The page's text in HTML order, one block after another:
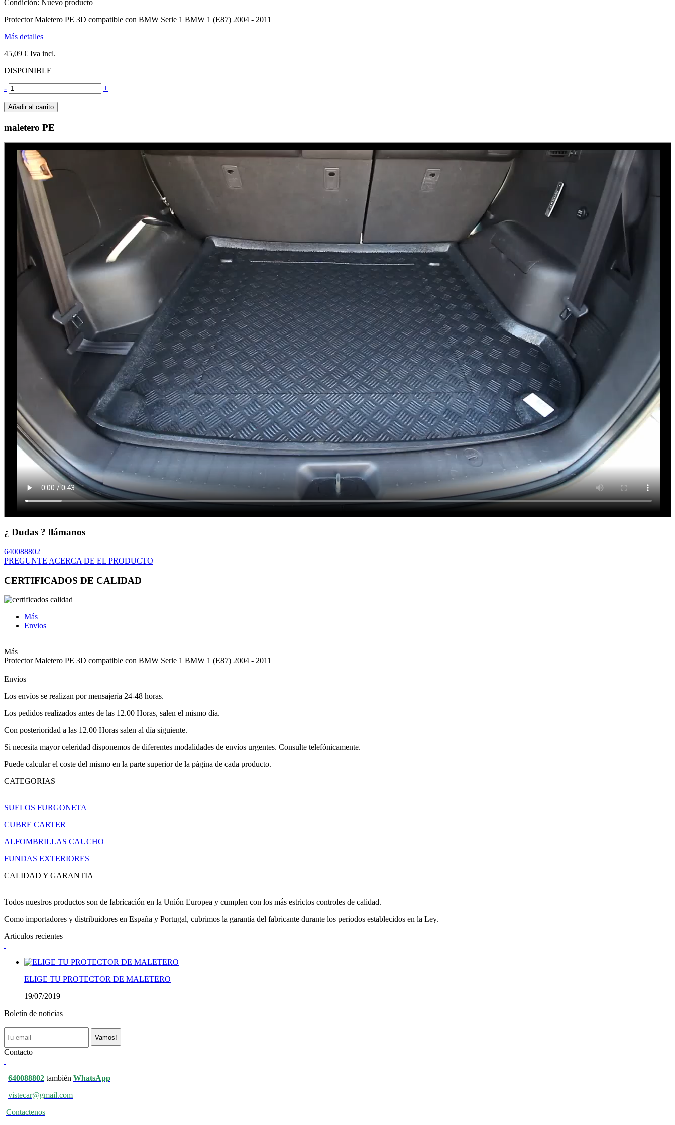
Condición: Nuevo producto
Protector Maletero PE 3D compatible con BMW Serie 1 BMW 1 (E87) 2004 - 2011
Más detalles
45,09 € Iva incl.
DISPONIBLE
- +
Añadir al carrito
maletero PE
¿ Dudas ? llámanos
640088802
PREGUNTE ACERCA DE EL PRODUCTO
CERTIFICADOS DE CALIDAD
Más
Envios
Más
Protector Maletero PE 3D compatible con BMW Serie 1 BMW 1 (E87) 2004 - 2011
Envios
Los envíos se realizan por mensajería 24-48 horas.
Los pedidos realizados antes de las 12.00 Horas, salen el mismo día.
Con posterioridad a las 12.00 Horas salen al día siguiente.
Si necesita mayor celeridad disponemos de diferentes modalidades de envíos urgentes. Consulte telefónicamente.
Puede calcular el coste del mismo en la parte superior de la página de cada producto.
CATEGORIAS
SUELOS FURGONETA
CUBRE CARTER
ALFOMBRILLAS CAUCHO
FUNDAS EXTERIORES
CALIDAD Y GARANTIA
Todos nuestros productos son de fabricación en la Unión Europea y cumplen con los más estrictos controles de calidad.
Como importadores y distribuidores en España y Portugal, cubrimos la garantía del fabricante durante los periodos establecidos en la Ley.
Articulos recientes
ELIGE TU PROTECTOR DE MALETERO
19/07/2019
Boletín de noticias
Vamos!
Contacto
640088802 también WhatsApp
vistecar@gmail.com
Contactenos